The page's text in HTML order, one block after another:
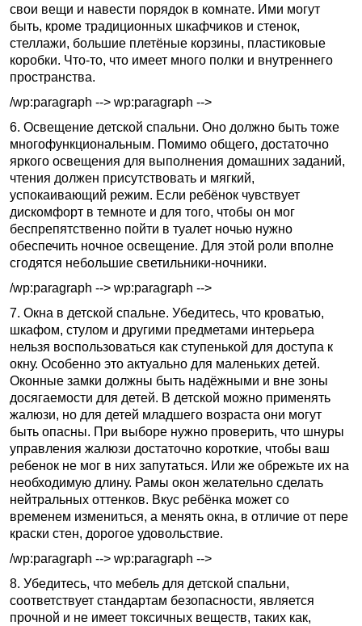
свои вещи и навести порядок в комнате. Ими могут
быть, кроме традиционных шкафчиков и стенок,
стеллажи, большие плетёные корзины, пластиковые
коробки. Что-то, что имеет много полки и внутреннего
пространства.
/wp:paragraph --> wp:paragraph -->
6. Освещение детской спальни. Оно должно быть тоже
многофункциональным. Помимо общего, достаточно
яркого освещения для выполнения домашних заданий,
чтения должен присутствовать и мягкий,
успокаивающий режим. Если ребёнок чувствует
дискомфорт в темноте и для того, чтобы он мог
беспрепятственно пойти в туалет ночью нужно
обеспечить ночное освещение. Для этой роли вполне
сгодятся небольшие светильники-ночники.
/wp:paragraph --> wp:paragraph -->
7. Окна в детской спальне. Убедитесь, что кроватью,
шкафом, стулом и другими предметами интерьера
нельзя воспользоваться как ступенькой для доступа к
окну. Особенно это актуально для маленьких детей.
Оконные замки должны быть надёжными и вне зоны
досягаемости для детей. В детской можно применять
жалюзи, но для детей младшего возраста они могут
быть опасны. При выборе нужно проверить, что шнуры
управления жалюзи достаточно короткие, чтобы ваш
ребенок не мог в них запутаться. Или же обрежьте их на
необходимую длину. Рамы окон желательно сделать
нейтральных оттенков. Вкус ребёнка может со
временем измениться, а менять окна, в отличие от пере
краски стен, дорогое удовольствие.
/wp:paragraph --> wp:paragraph -->
8. Убедитесь, что мебель для детской спальни,
соответствует стандартам безопасности, является
прочной и не имеет токсичных веществ, таких как,